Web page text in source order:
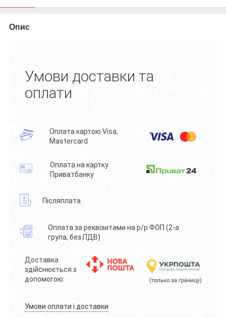
Опис
Умови доставки та
оплати
Оплата картою Visa,
Mastercard
Оплата на картку
Приватбанку
Післяплата
Оплата за реквізитами на р/р ФОП (2-а
група, без ПДВ)
Доставка
здійснюється з
допомогою:
Умови оплати і доставки